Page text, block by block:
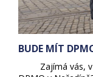
BUDE MÍT
Zajímá vás, v